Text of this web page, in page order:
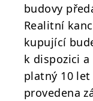
budovy
Realitní
kupující
k dispozici a
platný 10
provedena